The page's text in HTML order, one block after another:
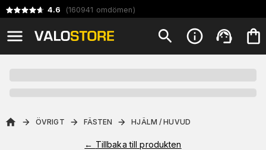
4.6 (160941 omdömen)
ÖVRIGT FÄSTEN HJÄLM / HUVUD
← Tillbaka till produkten